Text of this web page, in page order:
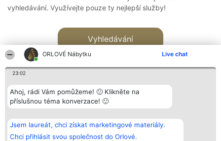
ORLOVÉ Nábytku Live chat
23:02
Ahoj, rádi Vám pomůžeme! 🙂 Klikněte na
příslušnou téma konverzace! 🙂
Jsem laureát, chci získat marketingové materiály.
Chci přihlásit svou společnost do Orlové.
vyhledávání. Využívejte pouze ty nejlepší služby!
Vyhledávání
Bright Side Solutions sp. z o.
o. sp. k.
ul. Ruska 22
Vítězové
Seznam všech
laureátů
Kontakt